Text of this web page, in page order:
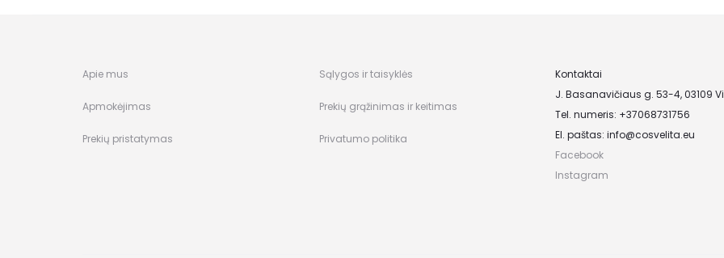
Apie mus
Apmokėjimas
Prekių pristatymas
Sąlygos ir taisyklės
Prekių grąžinimas ir keitimas
Privatumo politika
Kontaktai
J. Basanavičiaus g. 53-4, 03109
Tel. numeris: +37068731756
El. paštas: info@cosvelita.eu
Facebook
Instagram